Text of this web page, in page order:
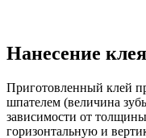
Нанесение клея
Приготовленный клей
шпателем (величина
зависимости от
горизонтальную и